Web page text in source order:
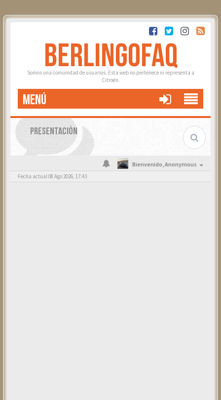
BERLINGOFAQ
Somos una comunidad de usuarios. Esta web no pertenece ni representa a
Citroën.
MENÚ
PRESENTACIÓN
Bienvenido,Anonymous
Fecha actual 08 Ago 2026, 17:43